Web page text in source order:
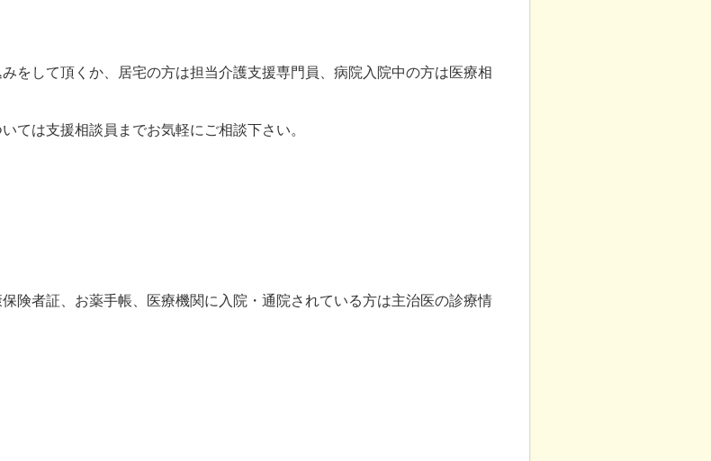
をして頂くか、居宅の方は担当介護支援専門員、病院入院中の方は医療相
ては支援相談員までお気軽にご相談下さい。
険者証、お薬手帳、医療機関に入院・通院されている方は主治医の診療情